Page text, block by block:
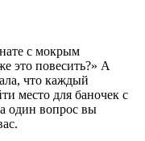
с мокрым
это повесить?» А
что каждый
место для баночек с
один вопрос вы